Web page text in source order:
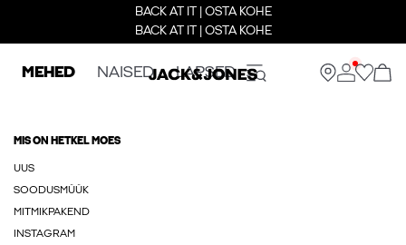
BACK AT IT | OSTA KOHE
BACK AT IT | OSTA KOHE
MEHED NAISED LAPSED
MIS ON HETKEL MOES
UUS
SOODUSMÜÜK
MITMIKPAKEND
INSTAGRAM